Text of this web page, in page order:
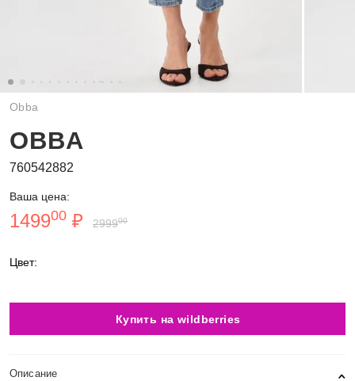
Obba
OBBA
760542882
Ваша цена:
149900 ₽ 299900
Цвет:
Купить на wildberries
Описание